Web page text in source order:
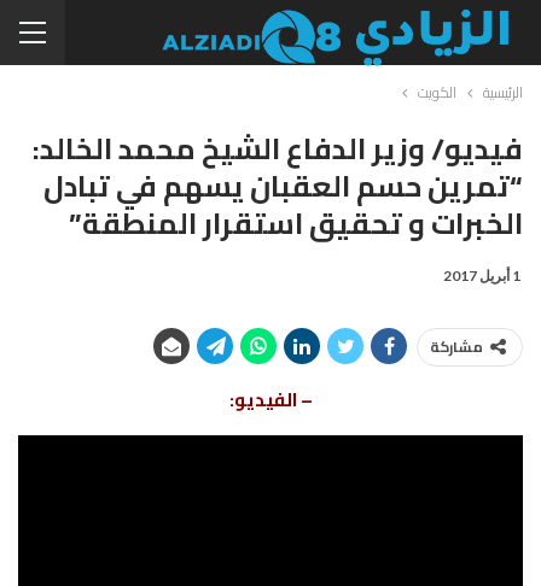
الرئيسية الكويت
فيديو/ وزير الدفاع الشيخ محمد الخالد:
“تمرين حسم العقبان يسهم في تبادل
الخبرات و تحقيق استقرار المنطقة”
1 أبريل 2017
مشاركة
– الفيديو: